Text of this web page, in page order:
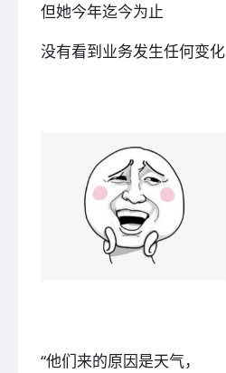
但她今年迄今为止
没有看到业务发生任何变化
“他们来的原因是天气，